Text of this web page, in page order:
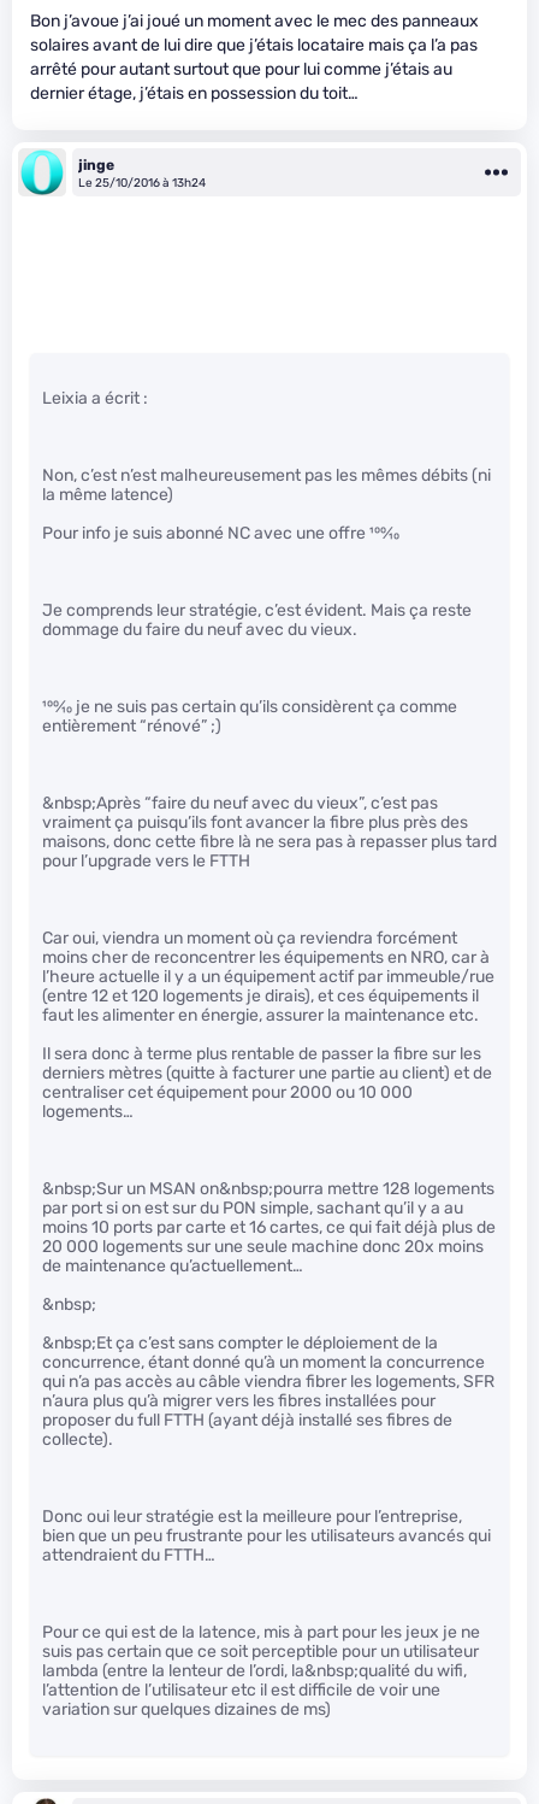
Bon j’avoue j’ai joué un moment avec le mec des panneaux
solaires avant de lui dire que j’étais locataire mais ça l’a pas
arrêté pour autant surtout que pour lui comme j’étais au
dernier étage, j’étais en possession du toit…
jinge
Le 25/10/2016 à 13h24
Leixia a écrit :
Non, c’est n’est malheureusement pas les mêmes débits (ni
la même latence)
Pour info je suis abonné NC avec une offre 100⁄10
Je comprends leur stratégie, c’est évident. Mais ça reste
dommage du faire du neuf avec du vieux.
100⁄10 je ne suis pas certain qu’ils considèrent ça comme
entièrement “rénové” ;)
&nbsp;Après “faire du neuf avec du vieux”, c’est pas
vraiment ça puisqu’ils font avancer la fibre plus près des
maisons, donc cette fibre là ne sera pas à repasser plus tard
pour l’upgrade vers le FTTH
Car oui, viendra un moment où ça reviendra forcément
moins cher de reconcentrer les équipements en NRO, car à
l’heure actuelle il y a un équipement actif par immeuble/rue
(entre 12 et 120 logements je dirais), et ces équipements il
faut les alimenter en énergie, assurer la maintenance etc.
Il sera donc à terme plus rentable de passer la fibre sur les
derniers mètres (quitte à facturer une partie au client) et de
centraliser cet équipement pour 2000 ou 10 000
logements…
&nbsp;Sur un MSAN on&nbsp;pourra mettre 128 logements
par port si on est sur du PON simple, sachant qu’il y a au
moins 10 ports par carte et 16 cartes, ce qui fait déjà plus de
20 000 logements sur une seule machine donc 20x moins
de maintenance qu’actuellement…
&nbsp;
&nbsp;Et ça c’est sans compter le déploiement de la
concurrence, étant donné qu’à un moment la concurrence
qui n’a pas accès au câble viendra fibrer les logements, SFR
n’aura plus qu’à migrer vers les fibres installées pour
proposer du full FTTH (ayant déjà installé ses fibres de
collecte).
Donc oui leur stratégie est la meilleure pour l’entreprise,
bien que un peu frustrante pour les utilisateurs avancés qui
attendraient du FTTH…
Pour ce qui est de la latence, mis à part pour les jeux je ne
suis pas certain que ce soit perceptible pour un utilisateur
lambda (entre la lenteur de l’ordi, la&nbsp;qualité du wifi,
l’attention de l’utilisateur etc il est difficile de voir une
variation sur quelques dizaines de ms)